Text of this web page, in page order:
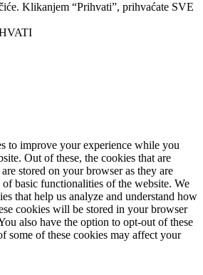
Klikanjem “Prihvati”, prihvaćate SVE
to improve your experience while you
Out of these, the cookies that are
stored on your browser as they are
basic functionalities of the website. We
that help us analyze and understand how
cookies will be stored in your browser
also have the option to opt-out of these
some of these cookies may affect your